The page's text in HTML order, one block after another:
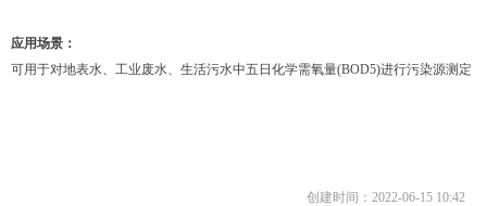
应用场景：
可用于对地表水、工业废水、生活污水中五日化学需氧量(BOD5)进行污染源测定
创建时间： 2022-06-15 10:42